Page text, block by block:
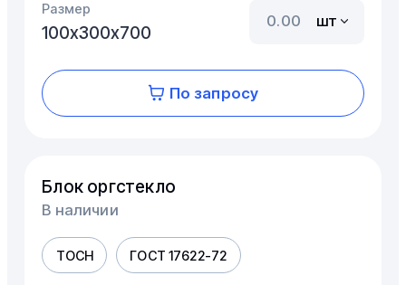
Размер
100х300х700
шт
По запросу
Блок оргстекло
В наличии
ТОСН ГОСТ 17622-72